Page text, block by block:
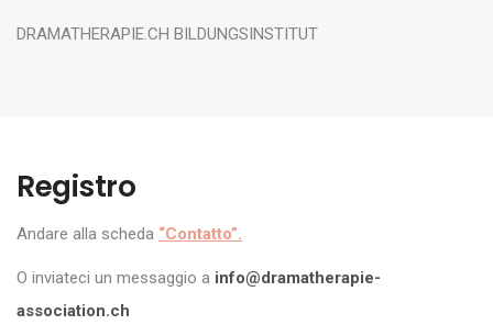
DRAMATHERAPIE.CH BILDUNGSINSTITUT
Registro
Andare alla scheda “Contatto”.
O inviateci un messaggio a info@dramatherapie-
association.ch